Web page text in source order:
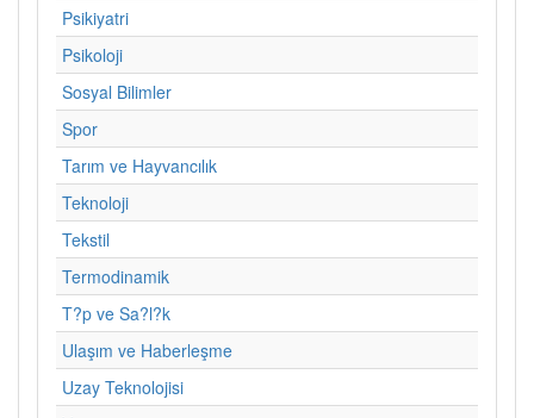
Psikiyatri
Psikoloji
Sosyal Bilimler
Spor
Tarım ve Hayvancılık
Teknoloji
Tekstil
Termodinamik
T?p ve Sa?l?k
Ulaşım ve Haberleşme
Uzay Teknolojisi